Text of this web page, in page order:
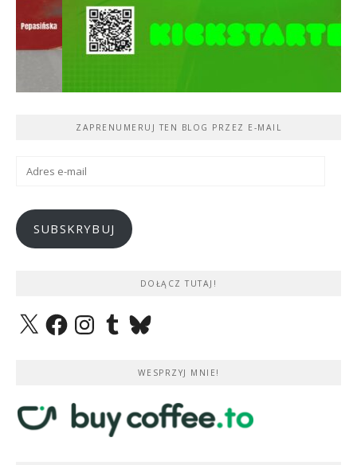
ZAPRENUMERUJ TEN BLOG PRZEZ E-MAIL
Adres
SUBSKRYBUJ
DOŁĄCZ TUTAJ!
X FacebookInstagramTumblrBluesky
WESPRZYJ MNIE!